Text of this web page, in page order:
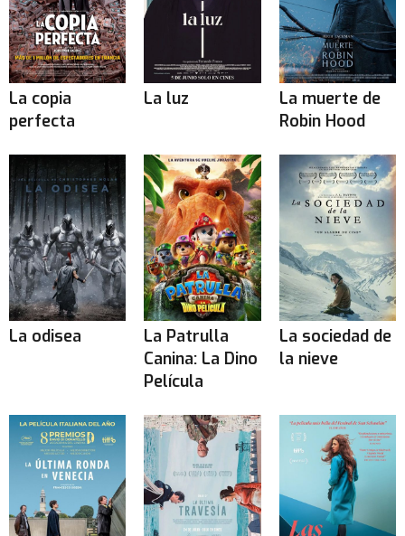
La copia
perfecta
La luz
La muerte de
Robin Hood
La odisea
La Patrulla
Canina: La Dino
Película
La sociedad de
la nieve